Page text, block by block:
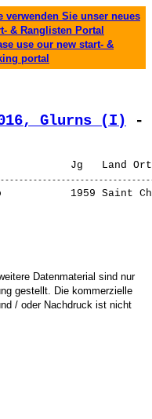
verwenden Sie unser neues
& Ranglisten Portal
use our new start- &
portal
Glurns (I) -
1959 Saint
Datenmaterial sind nur
gestellt. Die kommerzielle
/ oder Nachdruck ist nicht